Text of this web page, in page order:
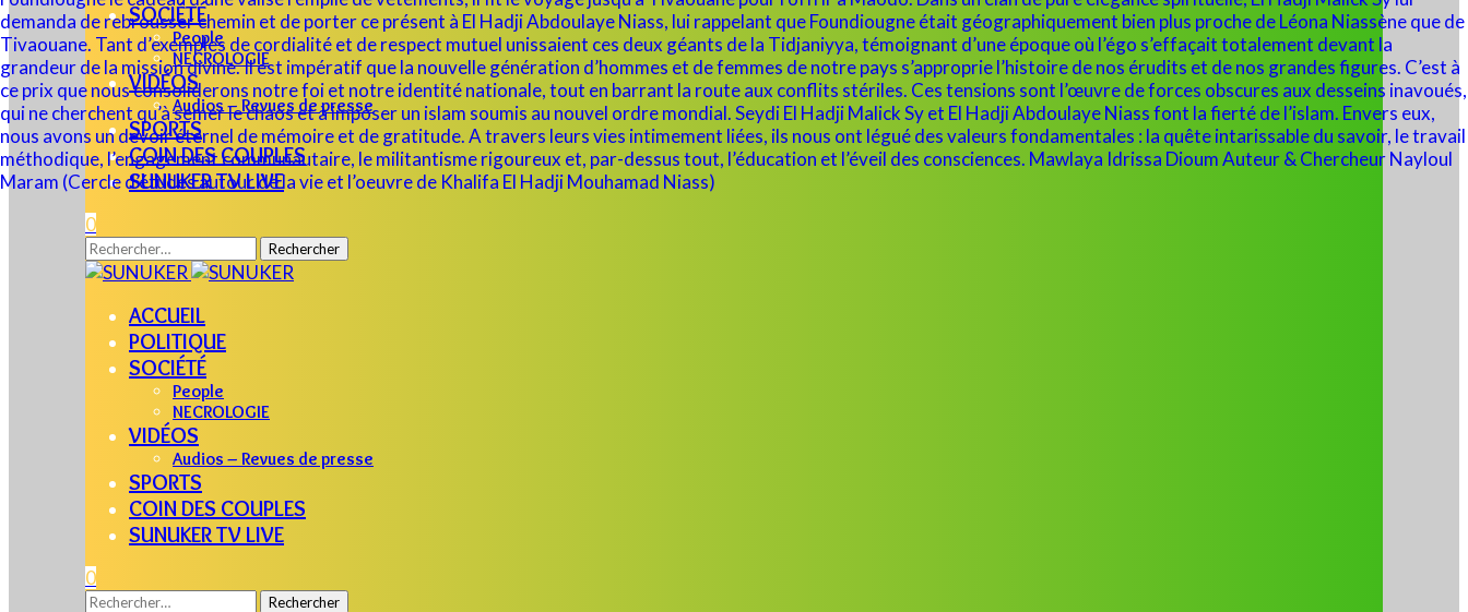
SOCIÉTÉ
People
NECROLOGIE
VIDÉOS
Audios – Revues de presse
SPORTS
COIN DES COUPLES
SUNUKER TV LIVE
0
Rechercher :
ACCUEIL
POLITIQUE
SOCIÉTÉ
People
NECROLOGIE
VIDÉOS
Audios – Revues de presse
SPORTS
COIN DES COUPLES
SUNUKER TV LIVE
0
Rechercher :